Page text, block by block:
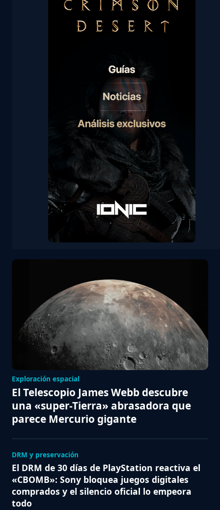
Exploración espacial
El Telescopio James Webb descubre
una «super-Tierra» abrasadora que
parece Mercurio gigante
DRM y preservación
El DRM de 30 días de PlayStation reactiva el
«CBOMB»: Sony bloquea juegos digitales
comprados y el silencio oficial lo empeora
todo